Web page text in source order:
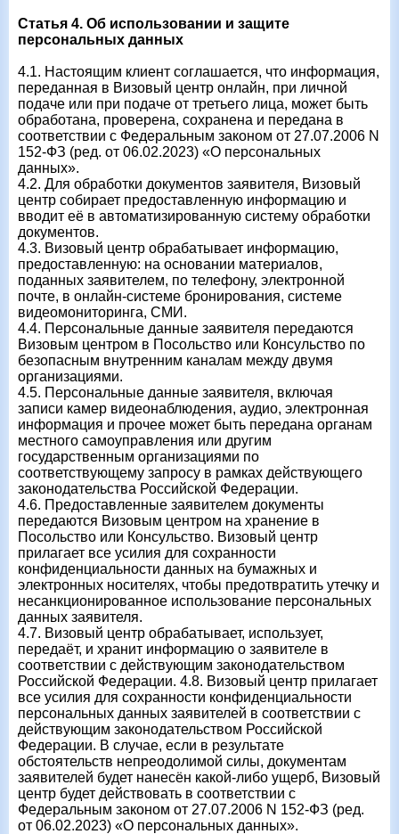
Статья 4. Об использовании и защите
персональных данных
4.1. Настоящим клиент соглашается, что информация,
переданная в Визовый центр онлайн, при личной
подаче или при подаче от третьего лица, может быть
обработана, проверена, сохранена и передана в
соответствии с Федеральным законом от 27.07.2006 N
152-ФЗ (ред. от 06.02.2023) «О персональных
данных».
4.2. Для обработки документов заявителя, Визовый
центр собирает предоставленную информацию и
вводит её в автоматизированную систему обработки
документов.
4.3. Визовый центр обрабатывает информацию,
предоставленную: на основании материалов,
поданных заявителем, по телефону, электронной
почте, в онлайн-системе бронирования, системе
видеомониторинга, СМИ.
4.4. Персональные данные заявителя передаются
Визовым центром в Посольство или Консульство по
безопасным внутренним каналам между двумя
организациями.
4.5. Персональные данные заявителя, включая
записи камер видеонаблюдения, аудио, электронная
информация и прочее может быть передана органам
местного самоуправления или другим
государственным организациями по
соответствующему запросу в рамках действующего
законодательства Российской Федерации.
4.6. Предоставленные заявителем документы
передаются Визовым центром на хранение в
Посольство или Консульство. Визовый центр
прилагает все усилия для сохранности
конфиденциальности данных на бумажных и
электронных носителях, чтобы предотвратить утечку и
несанкционированное использование персональных
данных заявителя.
4.7. Визовый центр обрабатывает, использует,
передаёт, и хранит информацию о заявителе в
соответствии с действующим законодательством
Российской Федерации. 4.8. Визовый центр прилагает
все усилия для сохранности конфиденциальности
персональных данных заявителей в соответствии с
действующим законодательством Российской
Федерации. В случае, если в результате
обстоятельств непреодолимой силы, документам
заявителей будет нанесён какой-либо ущерб, Визовый
центр будет действовать в соответствии с
Федеральным законом от 27.07.2006 N 152-ФЗ (ред.
от 06.02.2023) «О персональных данных».